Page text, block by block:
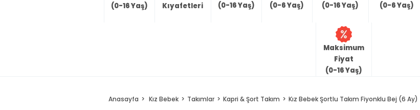
(0-16 Yaş)
Kıyafetleri
(0-16 Yaş)
(0-6 Yaş)
(0-16 Yaş)
(0-6 Yaş)
Maksimum
Fiyat
(0-16 Yaş)
Anasayfa Kız Bebek Takımlar Kapri & Şort Takım Kız Bebek Şortlu Takım Fiyonklu Bej (6 Ay)